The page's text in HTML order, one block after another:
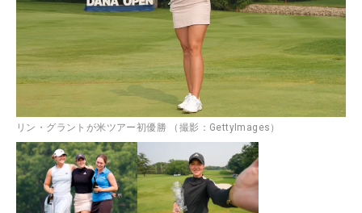
リン・グラントが米ツアー初優勝 （撮影：GettyImages）